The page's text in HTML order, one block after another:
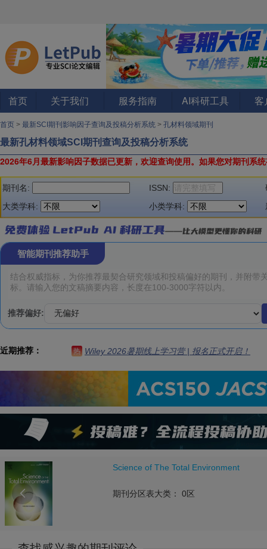
首页 关于我们 服务指南 AI科研工具 客
首页 > 最新SCI期刊影响因子查询及投稿分析系统 > 孔材料领域期刊
最新孔材料领域SCI期刊查询及投稿分析系统
2026年6月最新影响因子数据已更新，欢迎查询使用。 如果您对期刊系
期刊名: ISSN:
大类学科:
小类学科:
智能期刊推荐助手
推荐偏好:
近期推荐： 热 Wiley 2026暑期线上学习营 | 报名正式开启！
Science of The Total Environment
期刊分区表大类： 0区
